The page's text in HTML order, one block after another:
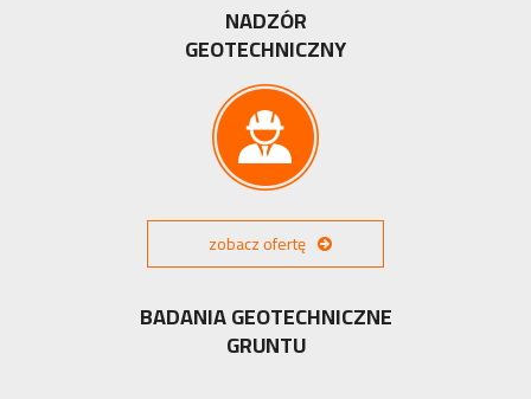
NADZÓR
GEOTECHNICZNY
zobacz ofertę
BADANIA GEOTECHNICZNE
GRUNTU